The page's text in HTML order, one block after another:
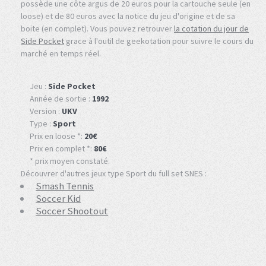
possède une côte argus de 20 euros pour la cartouche seule (en
loose) et de 80 euros avec la notice du jeu d'origine et de sa
boite (en complet). Vous pouvez retrouverla cotation du jour de
Side Pocket grace à l'outil de geekotation pour suivre le cours du
marché en temps réel.
Jeu : Side Pocket
Année de sortie : 1992
Version : UKV
Type : Sport
Prix en loose *: 20€
Prix en complet *: 80€
* prix moyen constaté.
Découvrer d'autres jeux type Sport du full set SNES :
Smash Tennis
Soccer Kid
Soccer Shootout